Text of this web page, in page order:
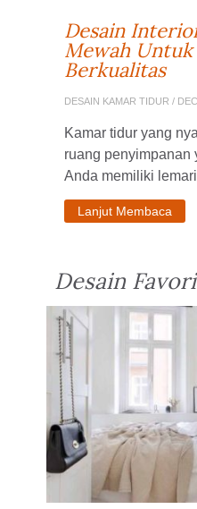
Desain
Mewah
Berkualitas
DESAIN KAMAR TIDUR /
Kamar tidur yang
ruang penyimpanan
Anda memiliki
Lanjut Membaca
Desain